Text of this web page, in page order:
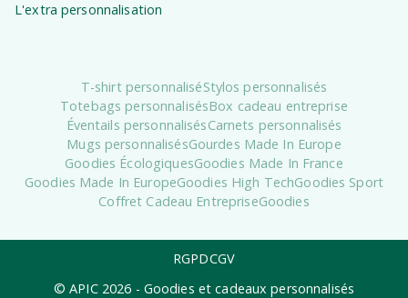
L'extra personnalisation
T-shirt personnaliséStylos personnalisés
Totebags personnalisésBox cadeau entreprise
Éventails personnalisésCarnets personnalisés
Mugs personnalisésGourdes Made In Europe
Goodies ÉcologiquesGoodies Made In France
Goodies Made In EuropeGoodies High TechGoodies Sport
Coffret Cadeau EntrepriseGoodies
RGPDCGV
© APIC 2026 - Goodies et cadeaux personnalisés